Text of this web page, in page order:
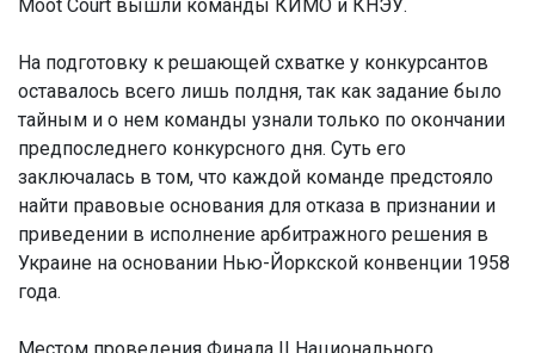
Moot Court вышли команды КИМО и КНЭУ.
На подготовку к решающей схватке у конкурсантов
оставалось всего лишь полдня, так как задание было
тайным и о нем команды узнали только по окончании
предпоследнего конкурсного дня. Суть его
заключалась в том, что каждой команде предстояло
найти правовые основания для отказа в признании и
приведении в исполнение арбитражного решения в
Украине на основании Нью-Йоркской конвенции 1958
года.